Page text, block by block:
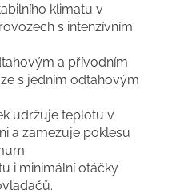
klimatu v
s intenzívním
a přívodním
s jedním odtahovým
udržuje teplotu v
a zamezuje poklesu
i minimální otáčky